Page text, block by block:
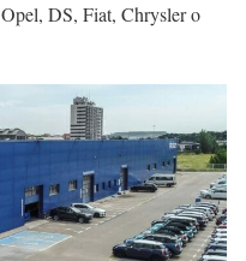
DS, Fiat, Chrysler o